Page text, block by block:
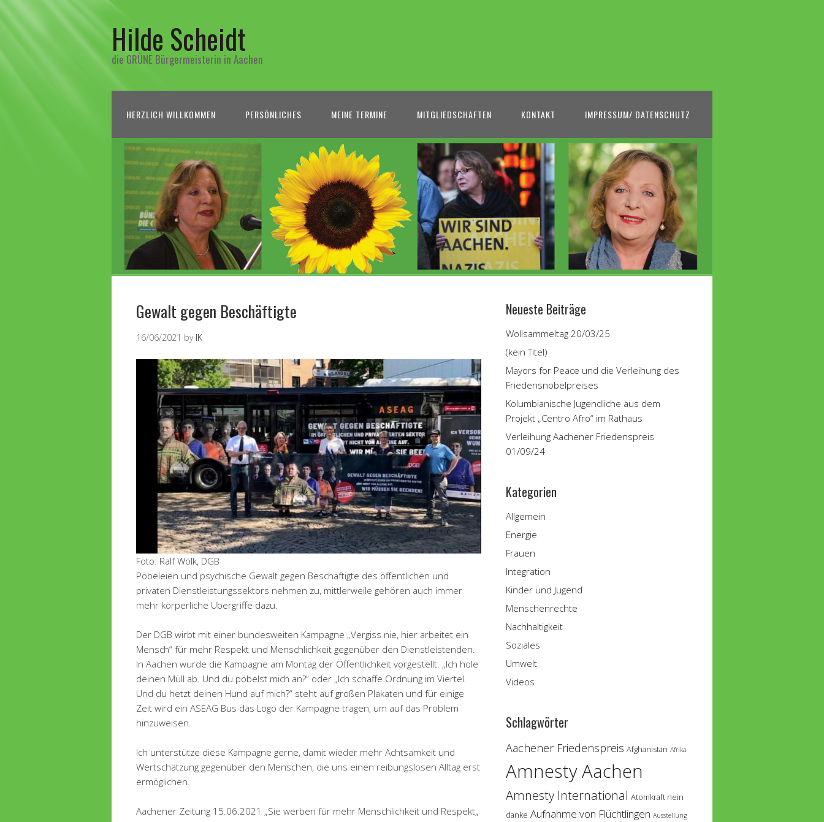
Hilde Scheidt
die GRÜNE Bürgermeisterin in Aachen
HERZLICH WILLKOMMEN PERSÖNLICHES MEINE TERMINE MITGLIEDSCHAFTEN KONTAKT IMPRESSUM/ DATENSCHUTZ
Gewalt gegen Beschäftigte
16/06/2021 by IK
Foto: Ralf Wölk, DGB
Pöbeleien und psychische Gewalt gegen Beschäftigte des öffentlichen und
privaten Dienstleistungssektors nehmen zu, mittlerweile gehören auch immer
mehr körperliche Übergriffe dazu.
Der DGB wirbt mit einer bundesweiten Kampagne „Vergiss nie, hier arbeitet ein
Mensch“ für mehr Respekt und Menschlichkeit gegenüber den Dienstleistenden.
In Aachen wurde die Kampagne am Montag der Öffentlichkeit vorgestellt. „Ich hole
deinen Müll ab. Und du pöbelst mich an?“ oder „Ich schaffe Ordnung im Viertel.
Und du hetzt deinen Hund auf mich?“ steht auf großen Plakaten und für einige
Zeit wird ein ASEAG Bus das Logo der Kampagne tragen, um auf das Problem
hinzuweisen.
Ich unterstütze diese Kampagne gerne, damit wieder mehr Achtsamkeit und
Wertschätzung gegenüber den Menschen, die uns einen reibungslosen Alltag erst
ermöglichen.
Aachener Zeitung 15.06.2021 „Sie werben für mehr Menschlichkeit und Respekt„
Neueste Beiträge
Wollsammeltag 20/03/25
(kein Titel)
Mayors for Peace und die Verleihung des
Friedensnobelpreises
Kolumbianische Jugendliche aus dem
Projekt „Centro Afro“ im Rathaus
Verleihung Aachener Friedenspreis
01/09/24
Kategorien
Allgemein
Energie
Frauen
Integration
Kinder und Jugend
Menschenrechte
Nachhaltigkeit
Soziales
Umwelt
Videos
Schlagwörter
Aachener Friedenspreis Afghanistan Afrika
Amnesty Aachen
Amnesty International Atomkraft nein
danke Aufnahme von Flüchtlingen Ausstellung